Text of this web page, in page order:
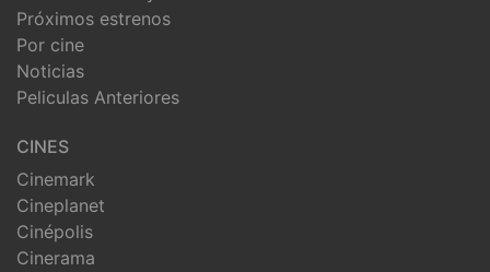
Próximos estrenos
Por cine
Noticias
Peliculas Anteriores
CINES
Cinemark
Cineplanet
Cinépolis
Cinerama